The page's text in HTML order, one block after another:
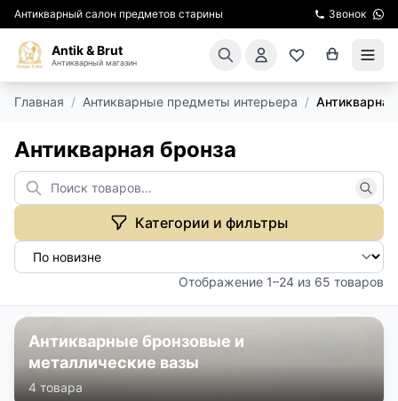
Антикварный салон предметов старины Звонок
Antik & Brut
Антикварный магазин
АРЕНДА МЕБЕЛИ
ПОДАРКИ
КИНОСЪЕМКА
КУРСЫ ПО РЕСТАВРАЦИИ
Главная / Антикварные предметы интерьера /
Антикварная бронза
Категории и фильтры
Отображение 1–24 из 65 товаров
Антикварные бронзовые и
металлические вазы
4 товара